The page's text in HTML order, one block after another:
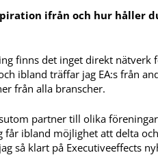
ifrån och hur håller
finns det inget direkt nätverk
ibland träffar jag EA:s från
från alla branscher.
partner till olika
får ibland möjlighet att delta
så klart på Executiveeffects